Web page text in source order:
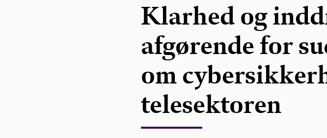
Klarhed og
afgørende for
om
telesektoren